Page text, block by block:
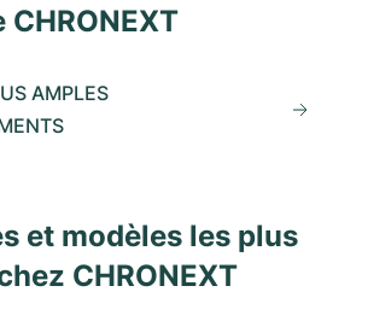
AMPLES
et modèles les plus
CHRONEXT